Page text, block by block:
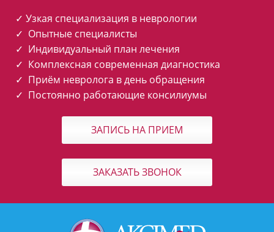
✓ Узкая специализация в неврологии
✓ Опытные специалисты
✓ Индивидуальный план лечения
✓ Комплексная современная диагностика
✓ Приём невролога в день обращения
✓ Постоянно работающие консилиумы
ЗАПИСЬ НА ПРИЕМ
ЗАКАЗАТЬ ЗВОНОК